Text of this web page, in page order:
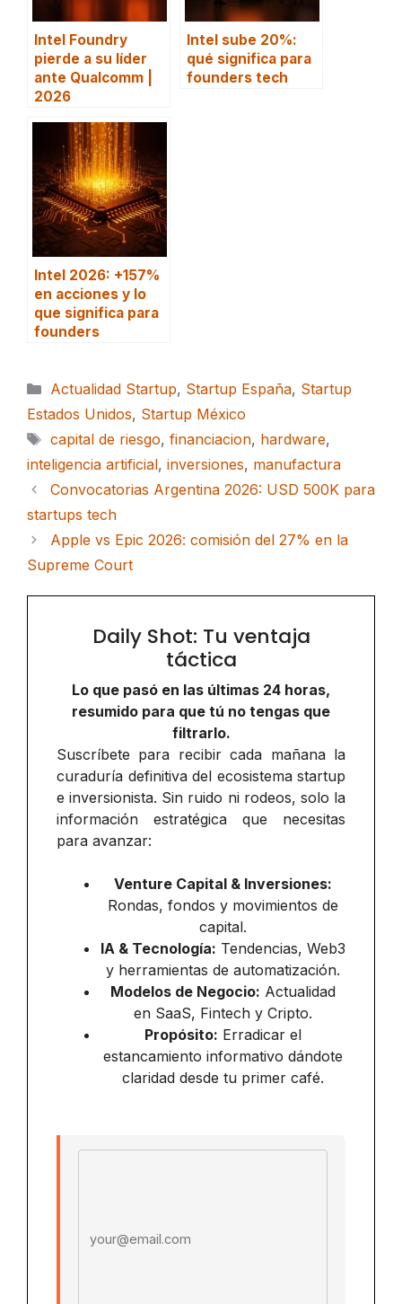
Intel Foundry
pierde a su líder
ante Qualcomm |
2026
Intel sube 20%:
qué significa para
founders tech
Intel 2026: +157%
en acciones y lo
que significa para
founders
Categorías
Actualidad Startup, Startup España, Startup
Estados Unidos, Startup México
Etiquetas
capital de riesgo, financiacion, hardware,
inteligencia artificial, inversiones, manufactura
Convocatorias Argentina 2026: USD 500K para
startups tech
Apple vs Epic 2026: comisión del 27% en la
Supreme Court
Daily Shot: Tu ventaja
táctica
Lo que pasó en las últimas 24 horas,
resumido para que tú no tengas que
filtrarlo.
Suscríbete para recibir cada mañana la
curaduría definitiva del ecosistema startup
e inversionista. Sin ruido ni rodeos, solo la
información estratégica que necesitas
para avanzar:
Venture Capital & Inversiones:
Rondas, fondos y movimientos de
capital.
IA & Tecnología: Tendencias, Web3
y herramientas de automatización.
Modelos de Negocio: Actualidad
en SaaS, Fintech y Cripto.
Propósito: Erradicar el
estancamiento informativo dándote
claridad desde tu primer café.